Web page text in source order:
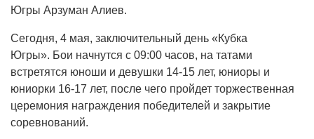
Югры Арзуман Алиев.
Сегодня, 4 мая, заключительный день «Кубка
Югры». Бои начнутся с 09:00 часов, на татами
встретятся юноши и девушки 14-15 лет, юниоры и
юниорки 16-17 лет, после чего пройдет торжественная
церемония награждения победителей и закрытие
соревнований.